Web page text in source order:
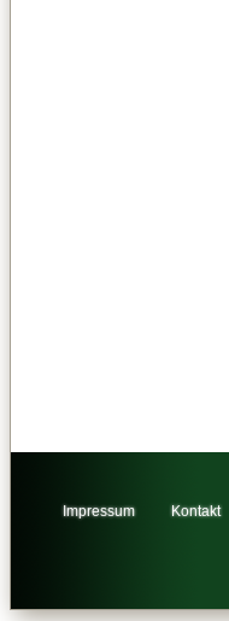
Impressum Kontakt